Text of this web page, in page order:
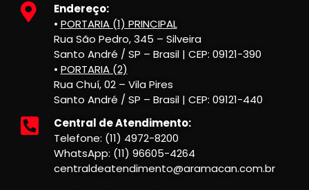
Endereço:
• PORTARIA (1) PRINCIPAL
Rua São Pedro, 345 – Silveira
Santo André / SP – Brasil | CEP: 09121-390
• PORTARIA (2)
Rua Chuí, 02 – Vila Pires
Santo André / SP – Brasil | CEP: 09121-440
Central de Atendimento:
Telefone: (11) 4972-8200
WhatsApp: (11) 96605-4264
centraldeatendimento@aramacan.com.br